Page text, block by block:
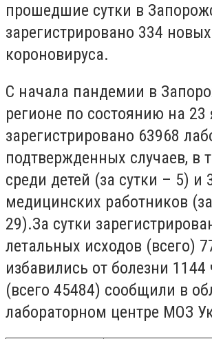
прошедшие сутки в
зарегистрировано 334
короновируса.
С начала пандемии в
регионе по состоянию на 23
зарегистрировано 63968
подтвержденных случаев, в
среди детей (за сутки – 5) и
медицинских работников
29).За сутки
летальных исходов (всего)
избавились от болезни 1144
(всего 45484) сообщили в
лабораторном центре МОЗ